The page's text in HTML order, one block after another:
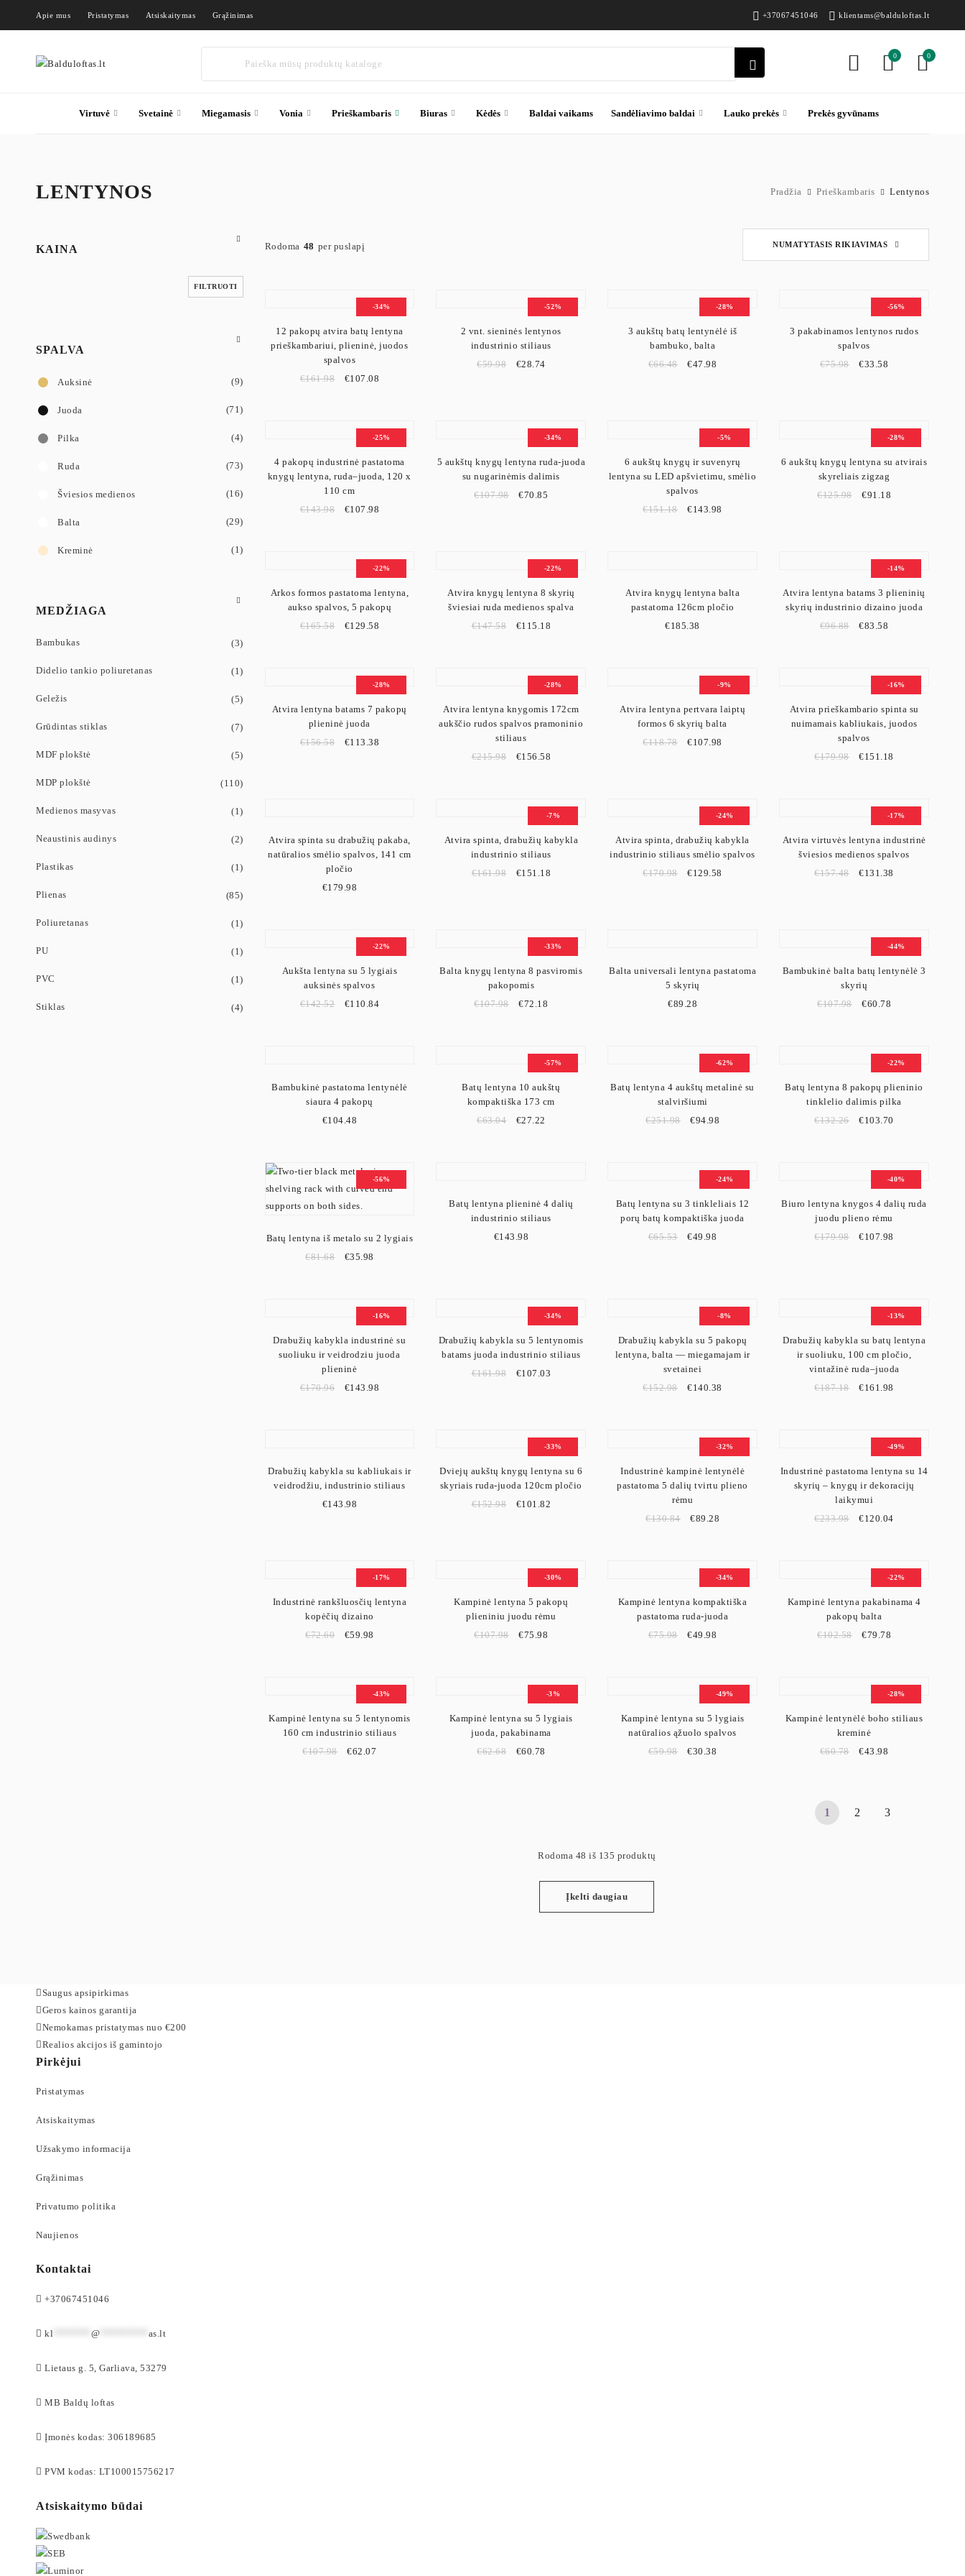
Apie mus Pristatymas Atsiskaitymas Grąžinimas +37067451046 klientams@balduloftas.lt
0
0
Virtuvė Svetainė Miegamasis Vonia Prieškambaris Biuras Kėdės Baldai vaikams Sandėliavimo baldai Lauko prekės Prekės gyvūnams
Pradžia Prieškambaris Lentynos
LENTYNOS
KAINA
FILTRUOTI
SPALVA
Auksinė (9)
Juoda (71)
Pilka (4)
Ruda (73)
Šviesios medienos (16)
Balta (29)
Kreminė (1)
MEDŽIAGA
Bambukas (3)
Didelio tankio poliuretanas (1)
Geležis (5)
Grūdintas stiklas (7)
MDF plokštė (5)
MDP plokštė (110)
Medienos masyvas (1)
Neaustinis audinys (2)
Plastikas (1)
Plienas (85)
Poliuretanas (1)
PU (1)
PVC (1)
Stiklas (4)
Balduloftas.lt asortimente rasite modernaus, minimalistinio ir industrinio stiliaus lentynas prieškambariui, kurios dera įvairiuose interjeruose. Modeliai su
Prieškambario lentynos dažnai pasirenkamos mažesnėms erdvėms, kur svarbu išlaikyti daugiau laisvos vietos ir neapkrauti interjero masyviais baldais. Sieniniai
Modernios lentynos su medžio dekorais ir juodo metalo detalėmis puikiai dera lofto, minimalistiniame ar šiuolaikiniame interjere. Jos gali būti naudojamos ne tik
NUMATYTASIS RIKIAVIMAS
Rodoma 48 per puslapį
-34%
12 pakopų atvira batų lentyna
prieškambariui, plieninė, juodos
spalvos
€161.98 €107.08
-52%
2 vnt. sieninės lentynos
industrinio stiliaus
€59.98 €28.74
-28%
3 aukštų batų lentynėlė iš
bambuko, balta
€66.48 €47.98
-56%
3 pakabinamos lentynos rudos
spalvos
€75.98 €33.58
-25%
4 pakopų industrinė pastatoma
knygų lentyna, ruda–juoda, 120 x
110 cm
€143.98 €107.98
-34%
5 aukštų knygų lentyna ruda-juoda
su nugarinėmis dalimis
€107.98 €70.85
-5%
6 aukštų knygų ir suvenyrų
lentyna su LED apšvietimu, smėlio
spalvos
€151.18 €143.98
-28%
6 aukštų knygų lentyna su atvirais
skyreliais zigzag
€125.98 €91.18
-22%
Arkos formos pastatoma lentyna,
aukso spalvos, 5 pakopų
€165.58 €129.58
-22%
Atvira knygų lentyna 8 skyrių
šviesiai ruda medienos spalva
€147.58 €115.18
Atvira knygų lentyna balta
pastatoma 126cm pločio
€185.38
-14%
Atvira lentyna batams 3 plieninių
skyrių industrinio dizaino juoda
€96.88 €83.58
-28%
Atvira lentyna batams 7 pakopų
plieninė juoda
€156.58 €113.38
-28%
Atvira lentyna knygomis 172cm
aukščio rudos spalvos pramoninio
stiliaus
€215.98 €156.58
-9%
Atvira lentyna pertvara laiptų
formos 6 skyrių balta
€118.78 €107.98
-16%
Atvira prieškambario spinta su
nuimamais kabliukais, juodos
spalvos
€179.98 €151.18
Atvira spinta su drabužių pakaba,
natūralios smėlio spalvos, 141 cm
pločio
€179.98
-7%
Atvira spinta, drabužių kabykla
industrinio stiliaus
€161.98 €151.18
-24%
Atvira spinta, drabužių kabykla
industrinio stiliaus smėlio spalvos
€170.98 €129.58
-17%
Atvira virtuvės lentyna industrinė
šviesios medienos spalvos
€157.48 €131.38
-22%
Aukšta lentyna su 5 lygiais
auksinės spalvos
€142.52 €110.84
-33%
Balta knygų lentyna 8 pasviromis
pakopomis
€107.98 €72.18
Balta universali lentyna pastatoma
5 skyrių
€89.28
-44%
Bambukinė balta batų lentynėlė 3
skyrių
€107.98 €60.78
Bambukinė pastatoma lentynėlė
siaura 4 pakopų
€104.48
-57%
Batų lentyna 10 aukštų
kompaktiška 173 cm
€63.04 €27.22
-62%
Batų lentyna 4 aukštų metalinė su
stalviršiumi
€251.98 €94.98
-22%
Batų lentyna 8 pakopų plieninio
tinklelio dalimis pilka
€132.26 €103.70
-56%
Batų lentyna iš metalo su 2 lygiais
€81.68 €35.98
Batų lentyna plieninė 4 dalių
industrinio stiliaus
€143.98
-24%
Batų lentyna su 3 tinkleliais 12
porų batų kompaktiška juoda
€65.53 €49.98
-40%
Biuro lentyna knygos 4 dalių ruda
juodu plieno rėmu
€179.98 €107.98
-16%
Drabužių kabykla industrinė su
suoliuku ir veidrodziu juoda
plieninė
€170.96 €143.98
-34%
Drabužių kabykla su 5 lentynomis
batams juoda industrinio stiliaus
€161.98 €107.03
-8%
Drabužių kabykla su 5 pakopų
lentyna, balta — miegamajam ir
svetainei
€152.98 €140.38
-13%
Drabužių kabykla su batų lentyna
ir suoliuku, 100 cm pločio,
vintažinė ruda–juoda
€187.18 €161.98
Drabužių kabykla su kabliukais ir
veidrodžiu, industrinio stiliaus
€143.98
-33%
Dviejų aukštų knygų lentyna su 6
skyriais ruda-juoda 120cm pločio
€152.98 €101.82
-32%
Industrinė kampinė lentynėlė
pastatoma 5 dalių tvirtu plieno
rėmu
€130.84 €89.28
-49%
Industrinė pastatoma lentyna su 14
skyrių – knygų ir dekoracijų
laikymui
€233.98 €120.04
-17%
Industrinė rankšluosčių lentyna
kopėčių dizaino
€72.60 €59.98
-30%
Kampinė lentyna 5 pakopų
plieniniu juodu rėmu
€107.98 €75.98
-34%
Kampinė lentyna kompaktiška
pastatoma ruda-juoda
€75.98 €49.98
-22%
Kampinė lentyna pakabinama 4
pakopų balta
€102.58 €79.78
-43%
Kampinė lentyna su 5 lentynomis
160 cm industrinio stiliaus
€107.98 €62.07
-3%
Kampinė lentyna su 5 lygiais
juoda, pakabinama
€62.68 €60.78
-49%
Kampinė lentyna su 5 lygiais
natūralios ąžuolo spalvos
€59.98 €30.38
-28%
Kampinė lentynėlė boho stiliaus
kreminė
€60.78 €43.98
1 2 3
Įkelti daugiau
Rodoma 48 iš 135 produktų
Saugus apsipirkimas
Geros kainos garantija
Nemokamas pristatymas nuo €200
Realios akcijos iš gamintojo
Pirkėjui
Pristatymas
Atsiskaitymas
Užsakymo informacija
Grąžinimas
Privatumo politika
Naujienos
Kontaktai
+37067451046
kl @ as.lt
Lietaus g. 5, Garliava, 53279
MB Baldų loftas
Įmonės kodas: 306189685
PVM kodas: LT100015756217
Atsiskaitymo būdai